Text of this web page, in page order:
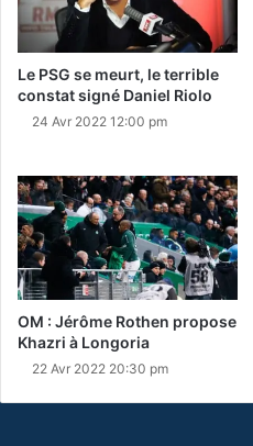
Le PSG se meurt, le terrible
constat signé Daniel Riolo
24 Avr 2022 12:00 pm
OM : Jérôme Rothen propose
Khazri à Longoria
22 Avr 2022 20:30 pm